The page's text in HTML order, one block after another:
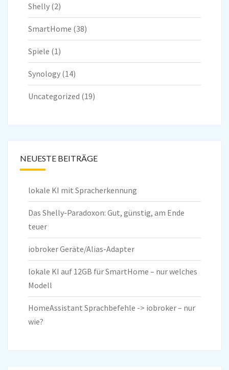
Shelly (2)
SmartHome (38)
Spiele (1)
Synology (14)
Uncategorized (19)
NEUESTE BEITRÄGE
lokale KI mit Spracherkennung
Das Shelly-Paradoxon: Gut, günstig, am Ende
teuer
iobroker Geräte/Alias-Adapter
lokale KI auf 12GB für SmartHome – nur welches
Modell
HomeAssistant Sprachbefehle -> iobroker – nur
wie?